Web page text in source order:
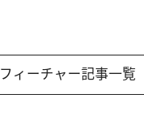
フィーチャー記事一覧